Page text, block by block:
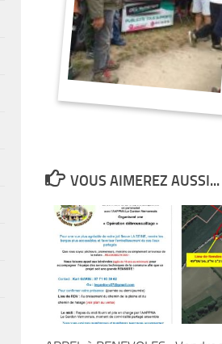
VOUS AIMEREZ AUSSI...